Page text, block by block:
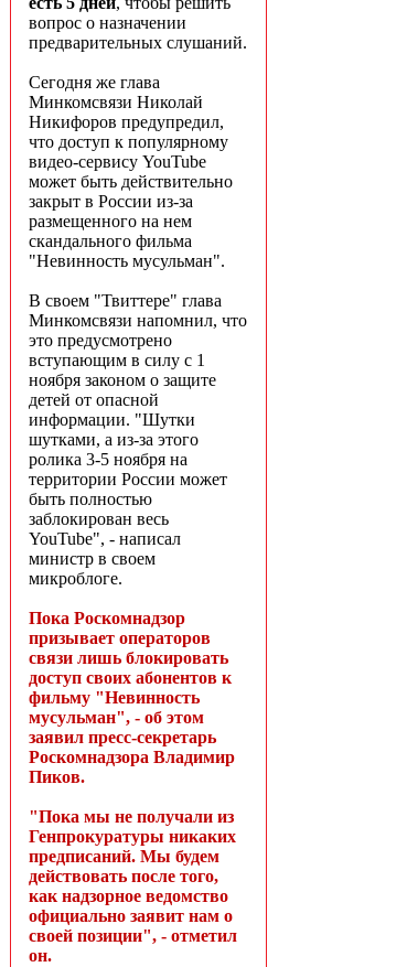
вопрос о назначении
предварительных слушаний.
Сегодня же глава
Минкомсвязи Николай
Никифоров предупредил,
что доступ к популярному
видео-сервису YouTube
может быть действительно
закрыт в России из-за
размещенного на нем
скандального фильма
"Невинность мусульман".
В своем "Твиттере" глава
Минкомсвязи напомнил, что
это предусмотрено
вступающим в силу с 1
ноября законом о защите
детей от опасной
информации. "Шутки
шутками, а из-за этого
ролика 3-5 ноября на
территории России может
быть полностью
заблокирован весь
YouTube", - написал
министр в своем
микроблоге.
Пока Роскомнадзор
призывает операторов
связи лишь блокировать
доступ своих абонентов к
фильму "Невинность
мусульман", - об этом
заявил пресс-секретарь
Роскомнадзора Владимир
Пиков.
"Пока мы не получали из
Генпрокуратуры никаких
предписаний. Мы будем
действовать после того,
как надзорное ведомство
официально заявит нам о
своей позиции", - отметил
он.